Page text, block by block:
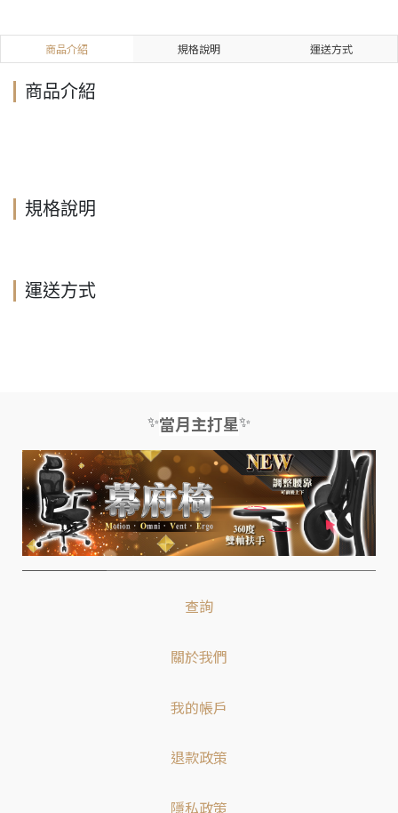
商品介紹 規格說明 運送方式
商品介紹
規格說明
運送方式
✨當月主打星✨
查詢
關於我們
我的帳戶
退款政策
隱私政策